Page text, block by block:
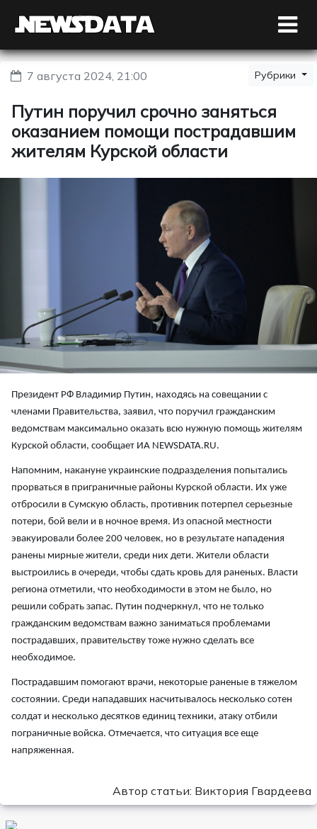
7 августа 2024, 21:00 Рубрики
Путин поручил срочно заняться
оказанием помощи пострадавшим
жителям Курской области
Президент РФ Владимир Путин, находясь на совещании с
членами Правительства, заявил, что поручил гражданским
ведомствам максимально оказать всю нужную помощь жителям
Курской области, сообщает ИА NEWSDATA.RU.
Напомним, накануне украинские подразделения попытались
прорваться в приграничные районы Курской области. Их уже
отбросили в Сумскую область, противник потерпел серьезные
потери, бой вели и в ночное время. Из опасной местности
эвакуировали более 200 человек, но в результате нападения
ранены мирные жители, среди них дети. Жители области
выстроились в очереди, чтобы сдать кровь для раненых. Власти
региона отметили, что необходимости в этом не было, но
решили собрать запас. Путин подчеркнул, что не только
гражданским ведомствам важно заниматься проблемами
пострадавших, правительству тоже нужно сделать все
необходимое.
Пострадавшим помогают врачи, некоторые раненые в тяжелом
состоянии. Среди нападавших насчитывалось несколько сотен
солдат и несколько десятков единиц техники, атаку отбили
пограничные войска. Отмечается, что ситуация все еще
напряженная.
Автор статьи: Виктория Гвардеева